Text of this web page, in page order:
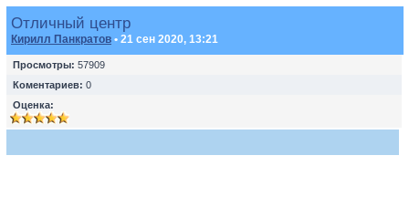
Отличный центр
Кирилл Панкратов • 21 сен 2020, 13:21
Просмотры: 57909
Коментариев: 0
Оценка: